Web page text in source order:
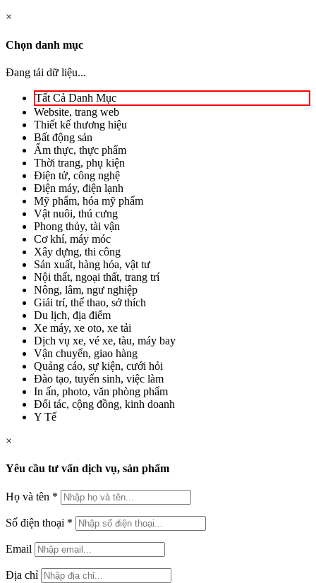
×
Chọn danh mục
Đang tải dữ liệu...
Tất Cả Danh Mục
Website, trang web
Thiết kế thương hiệu
Bất động sản
Ẩm thực, thực phẩm
Thời trang, phụ kiện
Điện tử, công nghệ
Điện máy, điện lạnh
Mỹ phẩm, hóa mỹ phẩm
Vật nuôi, thú cưng
Phong thủy, tài vận
Cơ khí, máy móc
Xây dựng, thi công
Sản xuất, hàng hóa, vật tư
Nội thất, ngoại thất, trang trí
Nông, lâm, ngư nghiệp
Giải trí, thể thao, sở thích
Du lịch, địa điểm
Xe máy, xe oto, xe tải
Dịch vụ xe, vé xe, tàu, máy bay
Vận chuyển, giao hàng
Quảng cáo, sự kiện, cưới hỏi
Đào tạo, tuyển sinh, việc làm
In ấn, photo, văn phòng phẩm
Đối tác, cộng đồng, kinh doanh
Y Tế
×
Yêu cầu tư vấn dịch vụ, sản phẩm
Họ và tên *
Số điện thoại *
Email
Địa chỉ